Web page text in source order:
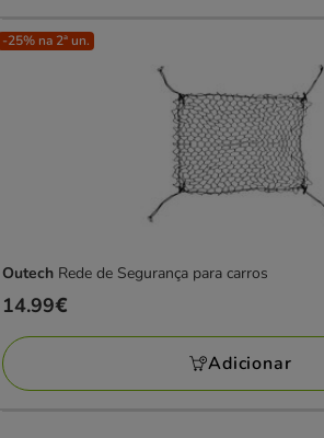
-25% na 2ª un.
Outech Rede de Segurança para carros
Preço
14.99€
14.99€
Adicionar